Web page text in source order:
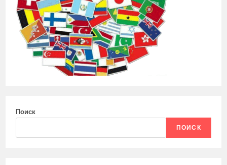
Поиск
ПОИСК